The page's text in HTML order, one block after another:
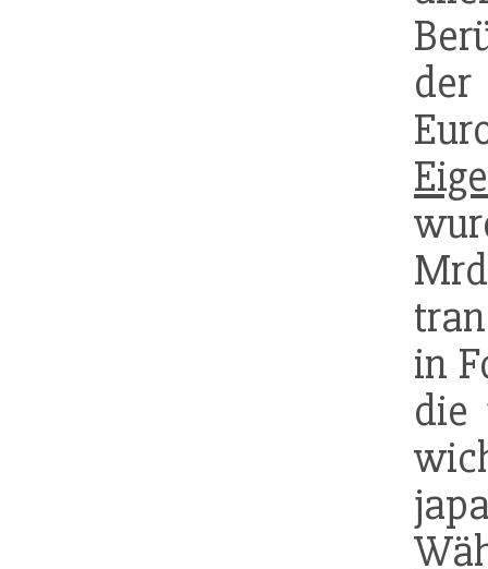
in
die